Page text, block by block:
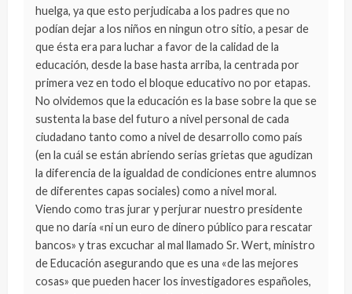
huelga, ya que esto perjudicaba a los padres que no
podían dejar a los niños en ningun otro sitio, a pesar de
que ésta era para luchar a favor de la calidad de la
educación, desde la base hasta arriba, la centrada por
primera vez en todo el bloque educativo no por etapas.
No olvidemos que la educación es la base sobre la que se
sustenta la base del futuro a nivel personal de cada
ciudadano tanto como a nivel de desarrollo como país
(en la cuál se están abriendo serias grietas que agudizan
la diferencia de la igualdad de condiciones entre alumnos
de diferentes capas sociales) como a nivel moral.
Viendo como tras jurar y perjurar nuestro presidente
que no daría «ni un euro de dinero público para rescatar
bancos» y tras excuchar al mal llamado Sr. Wert, ministro
de Educación asegurando que es una «de las mejores
cosas» que pueden hacer los investigadores españoles,